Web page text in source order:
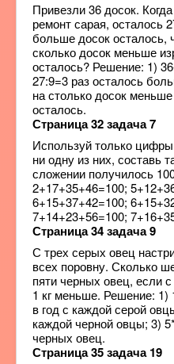
Привезли 36 досок.
ремонт сарая, осталось
больше досок осталось,
сколько досок меньше
осталось? Решение: 1)
27:9=3 раз осталось
на столько досок
осталось.
Страница 32 задача 7
Используй только
ни одну из них, составь
сложении получилось
2+17+35+46=100;
6+15+37+42=100;
7+14+23+56=100;
Страница 34 задача 9
С трех серых овец
всех поровну. Сколько
пяти черных овец, если
1 кг меньше. Решение: 1)
в год с каждой серой
каждой черной овцы; 3)
черных овец.
Страница 35 задача 19